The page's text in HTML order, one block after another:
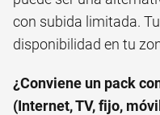
con subida limitada.
disponibilidad en tu
¿Conviene un pack
(Internet, TV, fijo,